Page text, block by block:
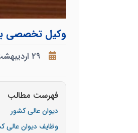
وکیل تخصصی
۲۹ اردیبهشت ۱۴۰۲
فهرست مطالب
دیوان عالی کشور
وظایف دیوان عالی